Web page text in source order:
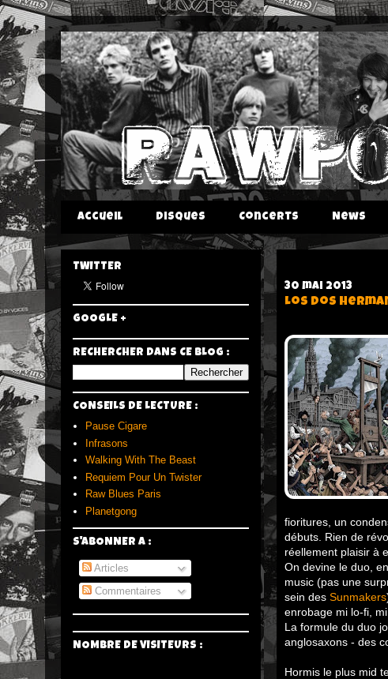
Accueil Disques Concerts News
30 mai 2013
Los Dos
fioritures, un
débuts. Rien de
réellement plaisir à
On devine le duo,
music (pas une
sein des Sunmakers
enrobage mi lo-fi, mi
La formule du duo
anglosaxons - des
Hormis le plus mid
TWITTER
GOOGLE +
RECHERCHER DANS CE BLOG :
CONSEILS DE LECTURE :
Pause Cigare
Infrasons
Walking With The Beast
Requiem Pour Un Twister
Raw Blues Paris
Planetgong
S'ABONNER A :
Articles
Commentaires
NOMBRE DE VISITEURS :